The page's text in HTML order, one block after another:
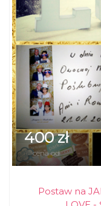
400 zł
cena od
Postaw na